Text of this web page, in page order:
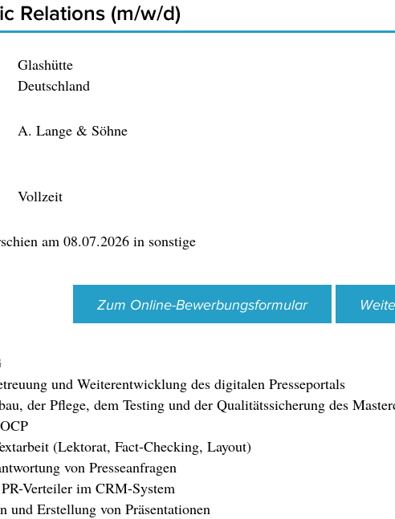
Relations (m/w/d)
Glashütte
Deutschland
A. Lange & Söhne
Vollzeit
am 08.07.2026 in sonstige
Zum Online-Bewerbungsformular
und Weiterentwicklung des digitalen Presseportals
der Pflege, dem Testing und der Qualitätssicherung des
(Lektorat, Fact-Checking, Layout)
von Presseanfragen
Verteiler im CRM-System
und Erstellung von Präsentationen